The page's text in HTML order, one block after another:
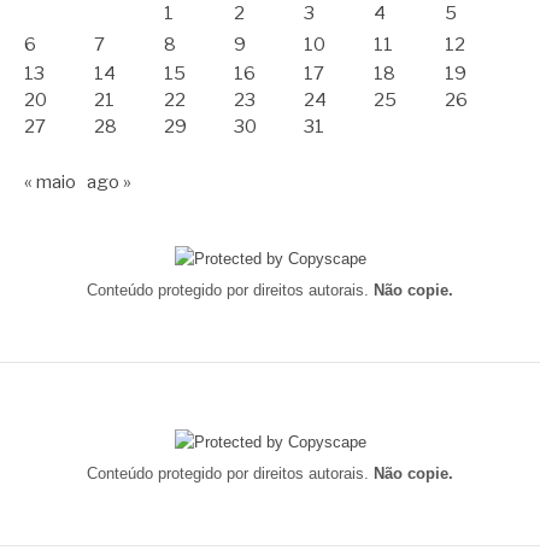
1
2 3 4
5
6
7 8 9 10 11
12
13
14 15 16 17 18
19
20
21 22 23 24 25
26
27
28 29 30 31
« maio ago »
Conteúdo protegido por direitos autorais. Não copie.
Conteúdo protegido por direitos autorais. Não copie.